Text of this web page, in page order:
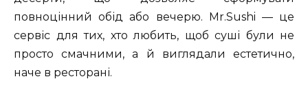
повноцінний обід або вечерю. Mr.Sushi — це
сервіс для тих, хто любить, щоб суші були не
просто смачними, а й виглядали естетично,
наче в ресторані.